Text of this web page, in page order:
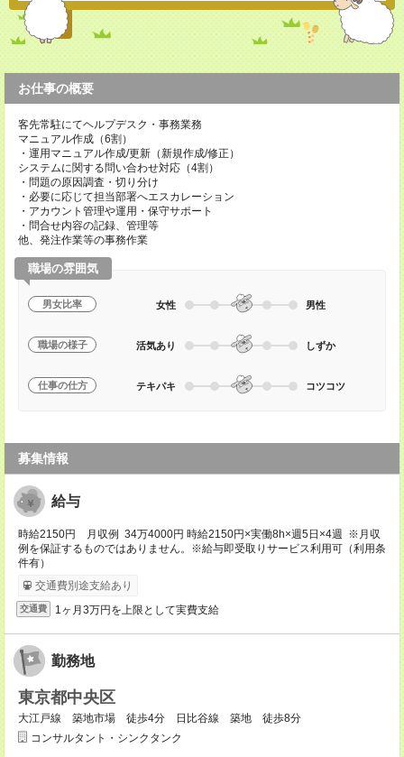
お仕事の概要
客先常駐にてヘルプデスク・事務業務
マニュアル作成（6割）
・運用マニュアル作成/更新（新規作成/修正）
システムに関する問い合わせ対応（4割）
・問題の原因調査・切り分け
・必要に応じて担当部署へエスカレーション
・アカウント管理や運用・保守サポート
・問合せ内容の記録、管理等
他、発注作業等の事務作業
職場の雰囲気
男女比率 女性 男性
職場の様子 活気あり しずか
仕事の仕方 テキパキ コツコツ
募集情報
給与
時給2150円 月収例 34万4000円 時給2150円×実働8h×週5日×4週 ※月収
例を保証するものではありません。※給与即受取りサービス利用可（利用条
件有）
交通費別途支給あり
交通費 1ヶ月3万円を上限として実費支給
勤務地
東京都中央区
大江戸線 築地市場 徒歩4分 日比谷線 築地 徒歩8分
コンサルタント・シンクタンク